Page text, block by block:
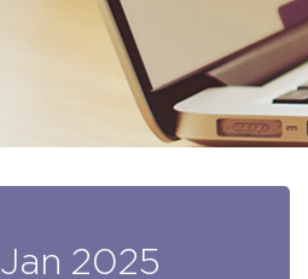
Jan 2025